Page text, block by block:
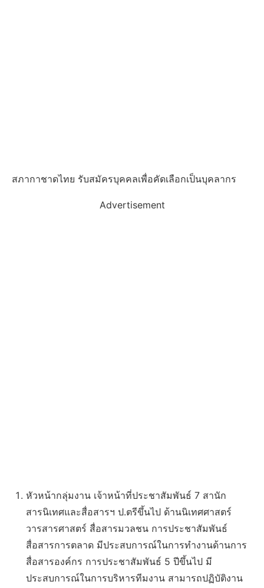
สภากาชาดไทย รับสมัครบุคคลเพื่อคัดเลือกเป็นบุคลากร
Advertisement
หัวหน้ากลุ่มงาน เจ้าหน้าที่ประชาสัมพันธ์ 7 สานัก
สารนิเทศและสื่อสารฯ ป.ตรีขึ้นไป ด้านนิเทศศาสตร์
วารสารศาสตร์ สื่อสารมวลชน การประชาสัมพันธ์
สื่อสารการตลาด มีประสบการณ์ในการทำงานด้านการ
สื่อสารองค์กร การประชาสัมพันธ์ 5 ปีขึ้นไป มี
ประสบการณ์ในการบริหารทีมงาน สามารถปฏิบัติงาน